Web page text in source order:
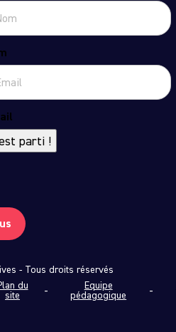
parti !
- Tous droits réservés
du
site
Equipe
pédagogique